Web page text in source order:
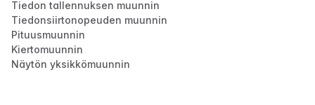
Tiedon tallennuksen muunnin
Tiedonsiirtonopeuden muunnin
Pituusmuunnin
Kiertomuunnin
Näytön yksikkömuunnin